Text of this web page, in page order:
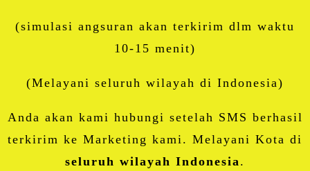
(simulasi angsuran akan terkirim dlm waktu
10-15 menit)
(Melayani seluruh wilayah di Indonesia)
Anda akan kami hubungi setelah SMS berhasil
terkirim ke Marketing kami. Melayani Kota di
seluruh wilayah Indonesia.